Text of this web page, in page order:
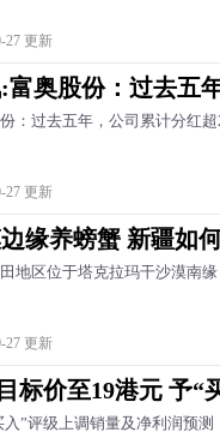
27 更新
富奥股份：过去五
：过去五年，公司累计分红
27 更新
缘养螃蟹 新疆如
地区位于塔克拉玛干沙漠南
27 更新
标价至19港元 予“
”评级上调销量及净利润预测